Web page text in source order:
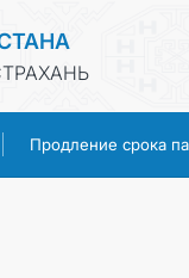
Продление срока